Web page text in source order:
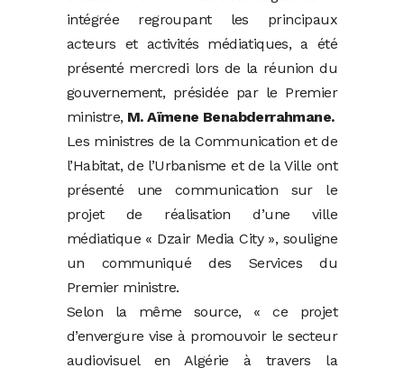
intégrée regroupant les principaux
acteurs et activités médiatiques, a été
présenté mercredi lors de la réunion du
gouvernement, présidée par le Premier
ministre, M. Aïmene Benabderrahmane.
Les ministres de la Communication et de
l’Habitat, de l’Urbanisme et de la Ville ont
présenté une communication sur le
projet de réalisation d’une ville
médiatique « Dzair Media City », souligne
un communiqué des Services du
Premier ministre.
Selon la même source, « ce projet
d’envergure vise à promouvoir le secteur
audiovisuel en Algérie à travers la